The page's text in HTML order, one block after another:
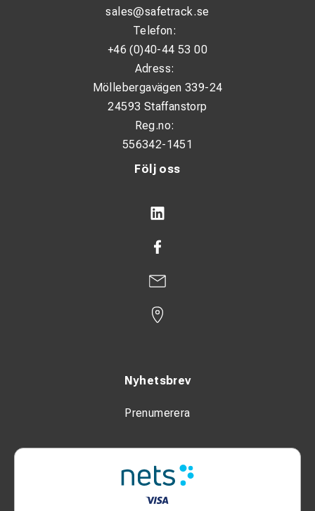
Följ oss
Nyhetsbrev
Prenumerera
sales@safetrack.se
Telefon:
+46 (0)40-44 53 00
Adress:
Möllebergavägen 339-24
24593 Staffanstorp
Reg.no:
556342-1451